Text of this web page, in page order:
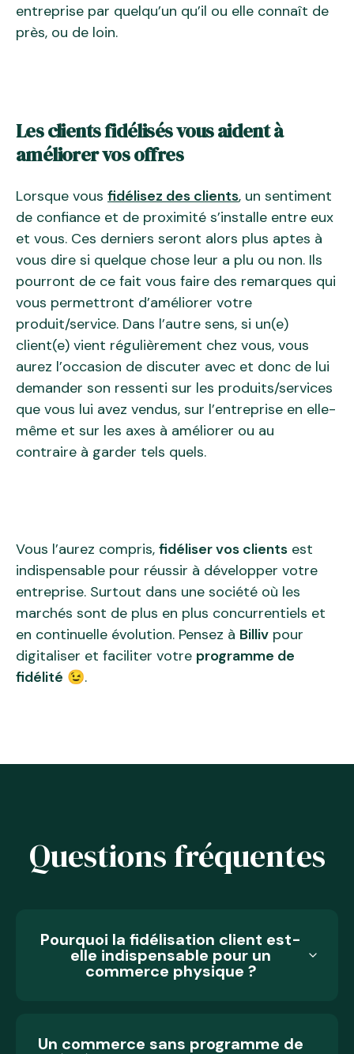
entreprise par quelqu’un qu’il ou elle connaît de
près, ou de loin.
Les clients fidélisés vous aident à
améliorer vos offres
Lorsque vous fidélisez des clients, un sentiment
de confiance et de proximité s’installe entre eux
et vous. Ces derniers seront alors plus aptes à
vous dire si quelque chose leur a plu ou non. Ils
pourront de ce fait vous faire des remarques qui
vous permettront d’améliorer votre
produit/service. Dans l’autre sens, si un(e)
client(e) vient régulièrement chez vous, vous
aurez l’occasion de discuter avec et donc de lui
demander son ressenti sur les produits/services
que vous lui avez vendus, sur l’entreprise en elle-
même et sur les axes à améliorer ou au
contraire à garder tels quels.
Vous l’aurez compris, fidéliser vos clients est
indispensable pour réussir à développer votre
entreprise. Surtout dans une société où les
marchés sont de plus en plus concurrentiels et
en continuelle évolution. Pensez à Billiv pour
digitaliser et faciliter votre programme de
fidélité 😉.
Questions fréquentes
Pourquoi la fidélisation client est-
elle indispensable pour un
commerce physique ?
Un commerce sans programme de